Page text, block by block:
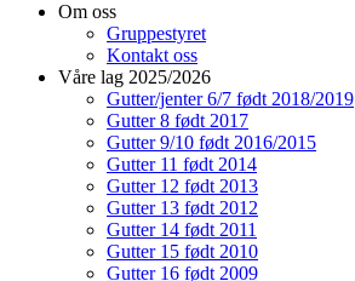
Om oss
Gruppestyret
Kontakt oss
Våre lag 2025/2026
Gutter/jenter 6/7 født 2018/2019
Gutter 8 født 2017
Gutter 9/10 født 2016/2015
Gutter 11 født 2014
Gutter 12 født 2013
Gutter 13 født 2012
Gutter 14 født 2011
Gutter 15 født 2010
Gutter 16 født 2009